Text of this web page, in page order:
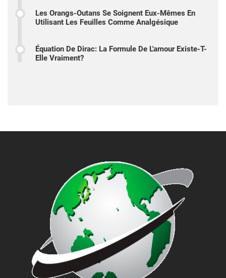
Les Orangs-Outans Se Soignent Eux-Mêmes En
Utilisant Les Feuilles Comme Analgésique
Équation De Dirac: La Formule De L'amour Existe-T-
Elle Vraiment?